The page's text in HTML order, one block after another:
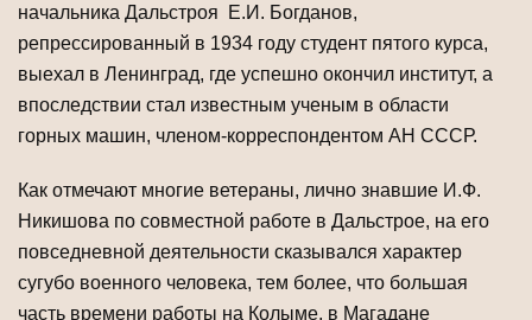
начальника Дальстроя Е.И. Богданов,
репрессированный в 1934 году студент пятого курса,
выехал в Ленинград, где успешно окончил институт, а
впоследствии стал известным ученым в области
горных машин, членом-корреспондентом АН СССР.
Как отмечают многие ветераны, лично знавшие И.Ф.
Никишова по совместной работе в Дальстрое, на его
повседневной деятельности сказывался характер
сугубо военного человека, тем более, что большая
часть времени работы на Колыме, в Магадане